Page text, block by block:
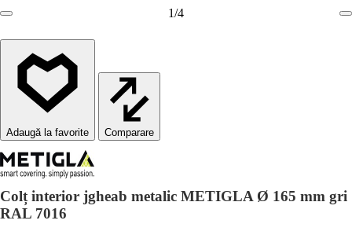
1/4
Comparare
Colț interior jgheab metalic METIGLA Ø 165 mm gri
RAL 7016